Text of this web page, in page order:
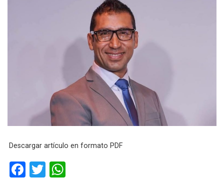
Descargar artículo en formato PDF
F
T